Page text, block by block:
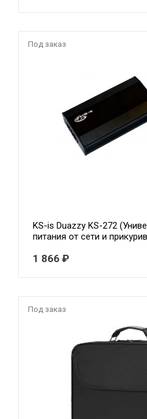
Под заказ
KS-is Duazzy KS-272
питания от сети и
1 866 ₽
Под заказ